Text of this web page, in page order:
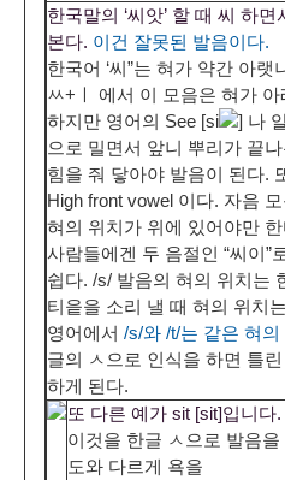
한국말의 ‘씨앗’ 할 때 씨 하
본다. 이건 잘못된 발음이다.
한국어 ‘씨”는 혀가 약간 아
ㅆ+ㅣ 에서 이 모음은 혀가 아
하지만 영어의 See [si
] 나
으로 밀면서 앞니 뿌리가 끝
힘을 줘 닿아야 발음이 된다.
High front vowel 이다. 자음
혀의 위치가 위에 있어야만
사람들에겐 두 음절인 “씨이”
쉽다. /s/ 발음의 혀의 위치는
티읕을 소리 낼 때 혀의 위치
영어에서 /s/와 /t/는 같은 혀
글의 ㅅ으로 인식을 하면 틀
하게 된다.
또 다른 예가 sit [sit]입니다.
이것을 한글 ㅅ으로 발음
도와 다르게 욕을